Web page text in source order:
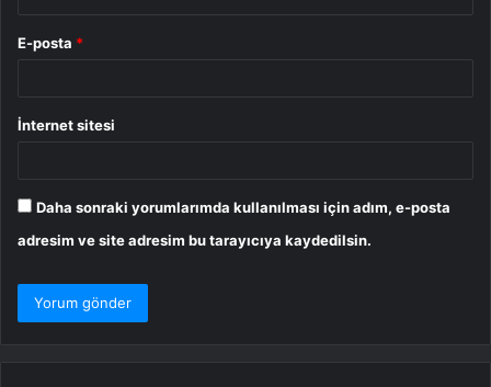
E-posta *
İnternet sitesi
Daha sonraki yorumlarımda kullanılması için adım, e-posta
adresim ve site adresim bu tarayıcıya kaydedilsin.